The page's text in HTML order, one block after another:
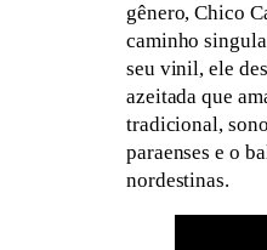
gênero, Chico
caminho
seu vinil, ele
azeitada que
tradicional,
paraenses e o
nordestinas.